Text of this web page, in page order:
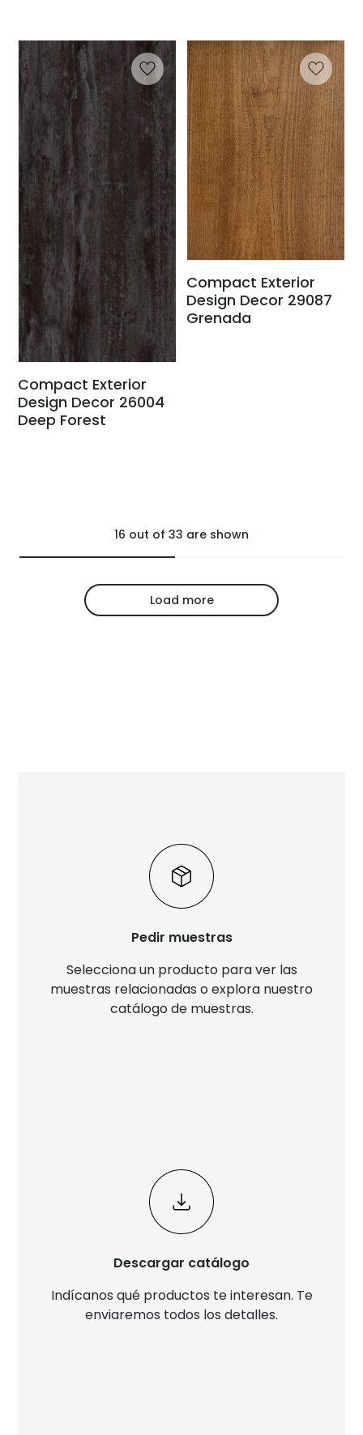
Compact Exterior
Design Decor 26004
Deep Forest
Compact Exterior
Design Decor 29087
Grenada
16 out of 33 are shown
Load more
Pedir muestras
Selecciona un producto para ver las
muestras relacionadas o explora nuestro
catálogo de muestras.
Descargar catálogo
Indícanos qué productos te interesan. Te
enviaremos todos los detalles.